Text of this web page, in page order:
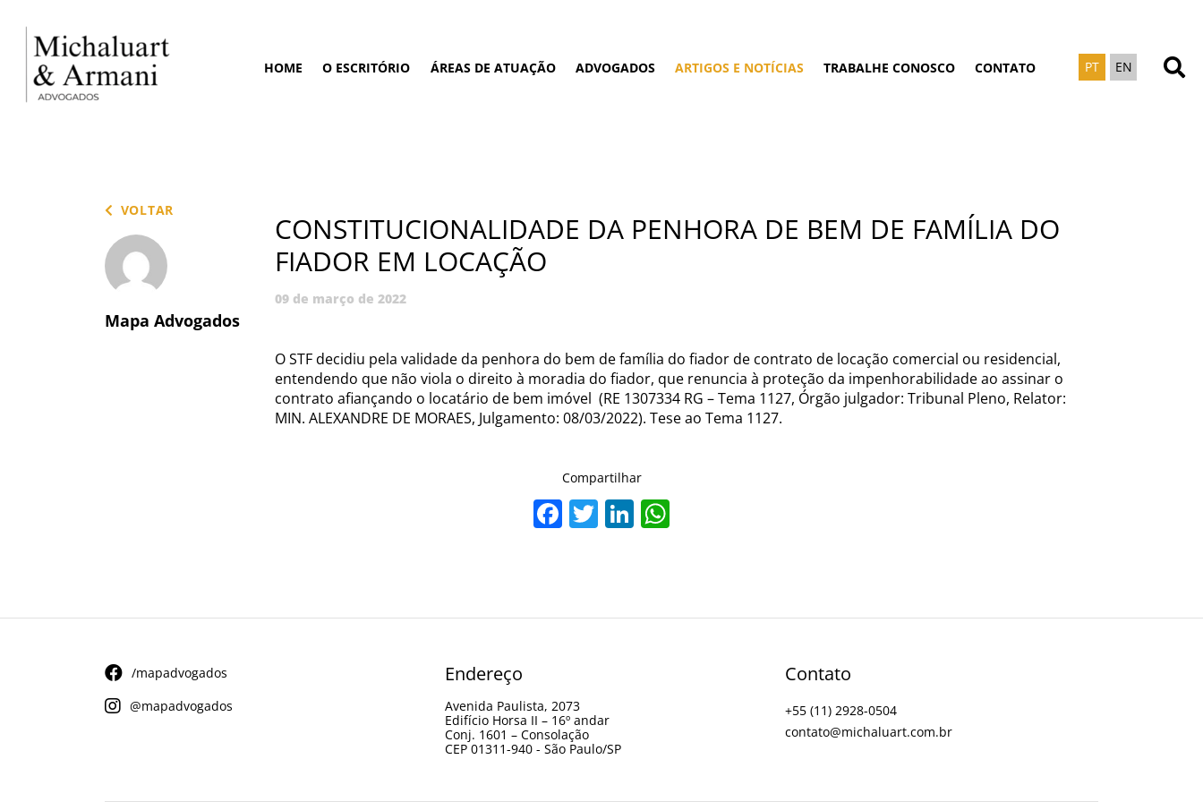
HOME O ESCRITÓRIO ÁREAS DE ATUAÇÃO ADVOGADOS ARTIGOS E NOTÍCIAS TRABALHE CONOSCO CONTATO PT EN
CONSTITUCIONALIDADE DA PENHORA DE BEM DE FAMÍLIA DO
FIADOR EM LOCAÇÃO
09 de março de 2022
O STF decidiu pela validade da penhora do bem de família do fiador de contrato de locação comercial ou residencial,
entendendo que não viola o direito à moradia do fiador, que renuncia à proteção da impenhorabilidade ao assinar o
contrato afiançando o locatário de bem imóvel (RE 1307334 RG – Tema 1127, Órgão julgador: Tribunal Pleno, Relator:
MIN. ALEXANDRE DE MORAES, Julgamento: 08/03/2022). Tese ao Tema 1127.
VOLTAR
Mapa Advogados
Compartilhar
Facebook
TwitterLinkedIn
/mapadvogados
@mapadvogados
Endereço
Avenida Paulista, 2073
Edifício Horsa II – 16º andar
Conj. 1601 – Consolação
CEP 01311-940 - São Paulo/SP
Contato
+55 (11) 2928-0504
contato@michaluart.com.br